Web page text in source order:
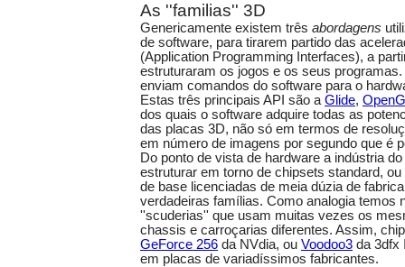
As ''familias'' 3D
Genericamente existem três abordagens
de software, para tirarem partido das
(Application Programming Interfaces), a
estruturaram os jogos e os seus
enviam comandos do software para o
Estas três principais API são a Glide,
dos quais o software adquire todas as
das placas 3D, não só em termos de
em número de imagens por segundo que é
Do ponto de vista de hardware a indústria
estruturar em torno de chipsets standard,
de base licenciadas de meia dúzia de
verdadeiras famílias. Como analogia temos
''scuderias'' que usam muitas vezes os
chassis e carroçarias diferentes. Assim,
GeForce 256 da NVdia, ou Voodoo3 da 3dfx
em placas de variadíssimos fabricantes.